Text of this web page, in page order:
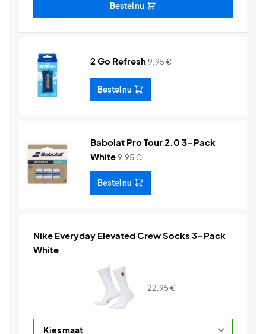
Bestel nu
2 Go Refresh9,95€
Bestel nu
Babolat Pro Tour 2.0 3-Pack
White9,95€
Bestel nu
Nike Everyday Elevated Crew Socks 3-Pack
White
22,95€